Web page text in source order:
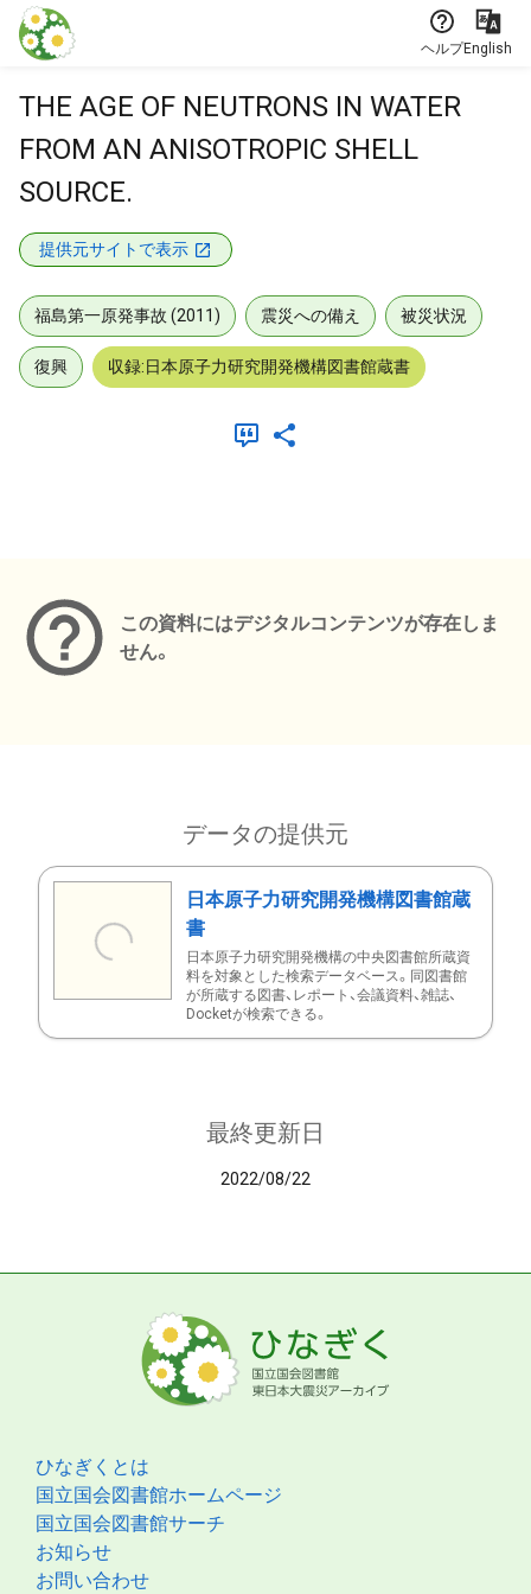
本文に飛ぶ
ヘルプEnglish
THE AGE OF NEUTRONS IN WATER
FROM AN ANISOTROPIC SHELL
SOURCE.
提供元サイトで表示
福島第一原発事故 (2011) 震災への備え 被災状況
復興 収録:日本原子力研究開発機構図書館蔵書
この資料にはデジタルコンテンツが存在しま
せん。
データの提供元
日本原子力研究開発機構図書館蔵
書
日本原子力研究開発機構の中央図書館所蔵資
料を対象とした検索データベース。同図書館
が所蔵する図書、レポート、会議資料、雑誌、
Docketが検索できる。
最終更新日
2022/08/22
ひなぎくとは
国立国会図書館ホームページ
国立国会図書館サーチ
お知らせ
お問い合わせ